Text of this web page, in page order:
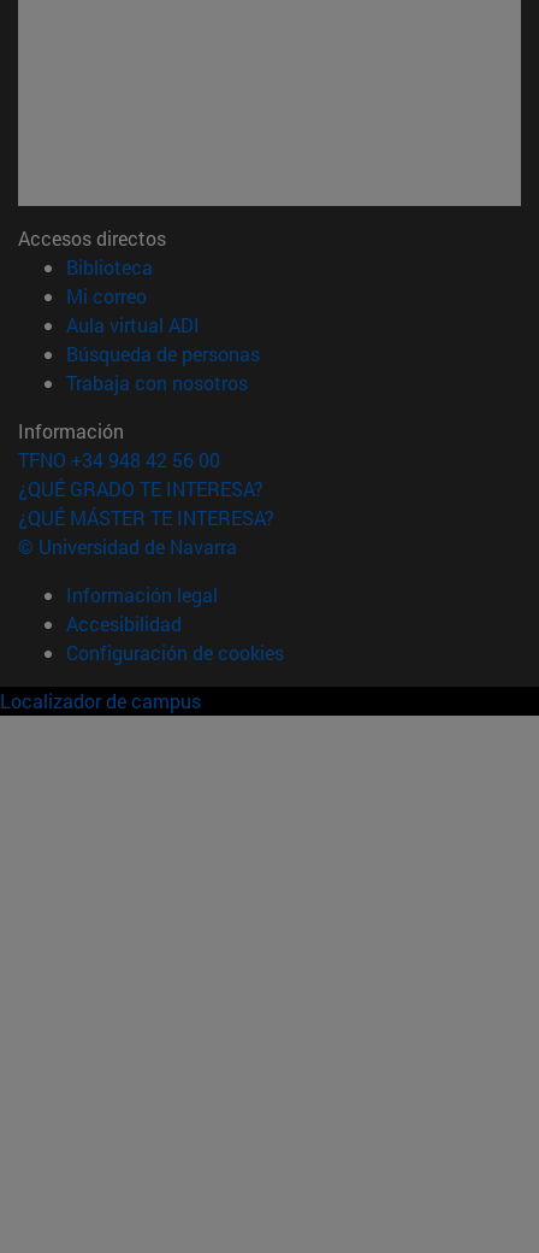
Accesos directos
Biblioteca
Mi correo(abre en nueva ventana)
Aula virtual ADI
Búsqueda de personas(abre en nueva ventana)
Trabaja con nosotros(abre en nueva ventana)
Información
TFNO +34 948 42 56 00
¿QUÉ GRADO TE INTERESA?
¿QUÉ MÁSTER TE INTERESA?
© Universidad de Navarra
Información legal
Accesibilidad
Configuración de cookies
Localizador de campus